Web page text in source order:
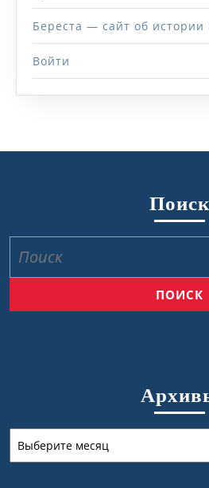
Береста — сайт об истории
Войти
Поиск